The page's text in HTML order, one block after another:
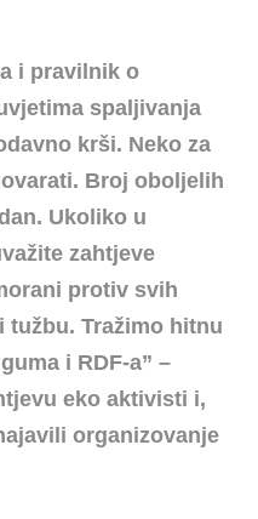
i pravilnik o
spaljivanja
krši. Neko za
Broj oboljelih
Ukoliko u
zahtjeve
protiv svih
Tražimo hitnu
i RDF-a” –
eko aktivisti i,
organizovanje